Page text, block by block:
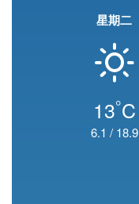
星期二
13°C
6.1 / 18.9